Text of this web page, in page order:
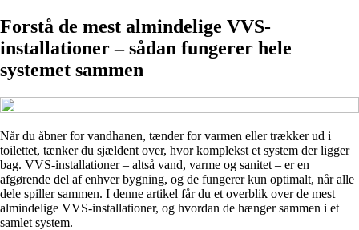
Forstå de mest almindelige VVS-
installationer – sådan fungerer hele
systemet sammen
Når du åbner for vandhanen, tænder for varmen eller trækker ud i
toilettet, tænker du sjældent over, hvor komplekst et system der ligger
bag. VVS-installationer – altså vand, varme og sanitet – er en
afgørende del af enhver bygning, og de fungerer kun optimalt, når alle
dele spiller sammen. I denne artikel får du et overblik over de mest
almindelige VVS-installationer, og hvordan de hænger sammen i et
samlet system.